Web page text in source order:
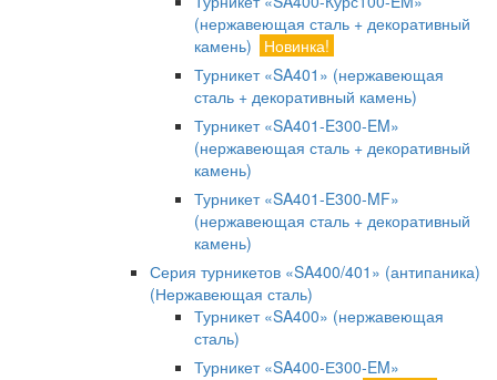
(нержавеющая сталь + декоративный
камень)
Новинка!
Турникет «SA401» (нержавеющая
сталь + декоративный камень)
Турникет «SA401-E300-EM»
(нержавеющая сталь + декоративный
камень)
Турникет «SA401-E300-MF»
(нержавеющая сталь + декоративный
камень)
Серия турникетов «SA400/401» (антипаника)
(Нержавеющая сталь)
Турникет «SA400» (нержавеющая
сталь)
Турникет «SA400-Е300-EM»